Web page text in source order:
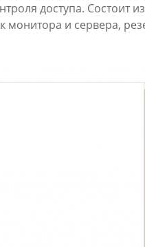
доступа. Состоит
монитора и сервера,